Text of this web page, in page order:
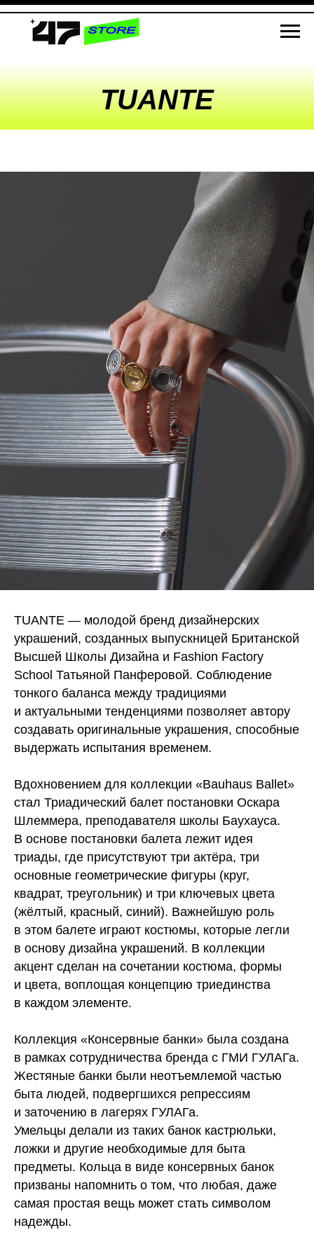
TUANTE
TUANTE — молодой бренд дизайнерских
украшений, созданных выпускницей Британской
Высшей Школы Дизайна и Fashion Factory
School Татьяной Панферовой. Соблюдение
тонкого баланса между традициями
и актуальными тенденциями позволяет автору
создавать оригинальные украшения, способные
выдержать испытания временем.
Вдохновением для коллекции «Bauhaus Ballet»
стал Триадический балет постановки Оскара
Шлеммера, преподавателя школы Баухауса.
В основе постановки балета лежит идея
триады, где присутствуют три актёра, три
основные геометрические фигуры (круг,
квадрат, треугольник) и три ключевых цвета
(жёлтый, красный, синий). Важнейшую роль
в этом балете играют костюмы, которые легли
в основу дизайна украшений. В коллекции
акцент сделан на сочетании костюма, формы
и цвета, воплощая концепцию триединства
в каждом элементе.
Коллекция «Консервные банки» была создана
в рамках сотрудничества бренда с ГМИ ГУЛАГа.
Жестяные банки были неотъемлемой частью
быта людей, подвергшихся репрессиям
и заточению в лагерях ГУЛАГа.
Умельцы делали из таких банок кастрюльки,
ложки и другие необходимые для быта
предметы. Кольца в виде консервных банок
призваны напомнить о том, что любая, даже
самая простая вещь может стать символом
надежды.